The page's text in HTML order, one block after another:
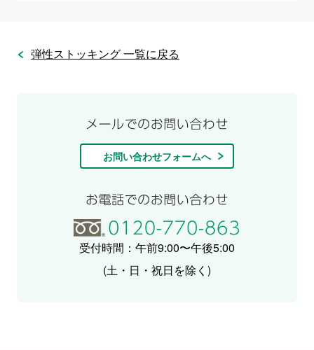
弾性ストッキング 一覧に戻る
お問い合わせフォームへ
受付時間：午前9:00〜午後5:00
(土・日・祝日を除く)